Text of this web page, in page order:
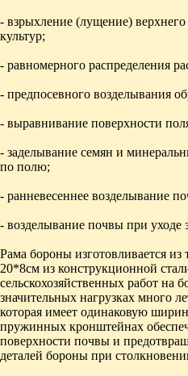
- взрыхление (лущение)
культур;
- равномерного распределения
- предпосевного возделывания
- выравнивание поверхности
- заделывание семян и
по полю;
- ранневесеннее возделывание
- возделывание почвы при уходе
Рама бороны изготовливается
20*8см из конструкционной
сельскохозяйственных работ на
значительных нагрузках много
которая имеет одинаковую
пружинных кронштейнах
поверхности почвы и
деталей бороны при